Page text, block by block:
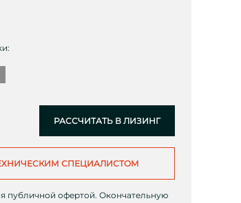
РАССЧИТАТЬ В ЛИЗИНГ
СПЕЦИАЛИСТОМ
публичной офертой. Окончательную